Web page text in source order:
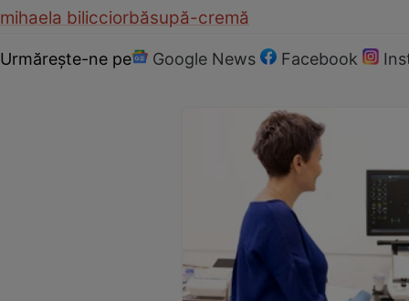
mihaela bilicciorbăsupă-cremă
Urmărește-ne pe Google News Facebook